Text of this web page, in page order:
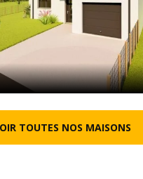
TOUTES NOS MAISONS